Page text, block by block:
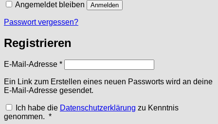
Angemeldet bleiben Anmelden
Passwort vergessen?
Registrieren
E-Mail-Adresse *Erforderlich
Ein Link zum Erstellen eines neuen Passworts wird an deine
E-Mail-Adresse gesendet.
Ich habe die Datenschutzerklärung zu Kenntnis
genommen. *Erforderlich